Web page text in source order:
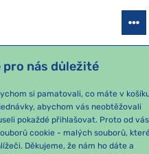
pro nás důležité
si pamatovali, co máte v
abychom vás neobtěžovali
pokaždé přihlašovat. Proto od vás
cookie - malých souborů,
Děkujeme, že nám ho dáte a
SEZÓNNÍ BALÍČKY PRO DĚTI